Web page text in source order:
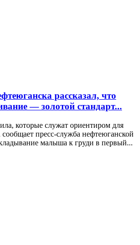
рассказал, что
— золотой стандарт...
которые служат ориентиром для
пресс-служба нефтеюганской
малыша к груди в первый...